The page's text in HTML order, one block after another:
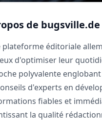
de bugsville.de
plateforme éditoriale
d'optimiser leur
polyvalente
d'experts en
fiables et
la qualité